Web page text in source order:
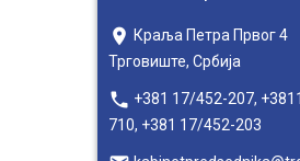
place Краља Петра Првог 4
Трговиште, Србија
local_phone +381 17/452-207,
710, +381 17/452-203